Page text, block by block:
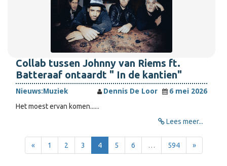
Collab tussen Johnny van Riems ft.
Batteraaf ontaardt " In de kantien"
Nieuws:Muziek Dennis De Loor
6 mei 2026
Het moest ervan komen......
Lees meer...
« 1 2 3 4 5 6 … 594 »